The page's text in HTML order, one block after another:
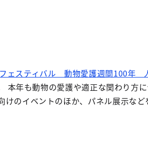
ェスティバル 動物愛護週間100年
本年も動物の愛護や適正な関わり方
のイベントのほか、パネル展示など